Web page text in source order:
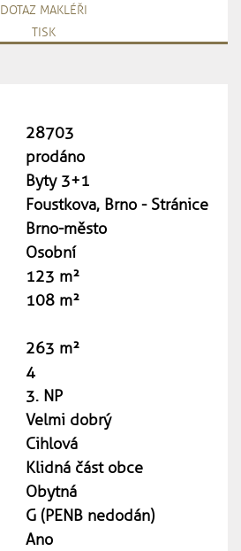
DOTAZ MAKLÉŘI
TISK
28703
prodáno
Byty 3+1
Foustkova, Brno - Stránice
Brno-město
Osobní
123 m²
108 m²
263 m²
4
3. NP
Velmi dobrý
Cihlová
Klidná část obce
Obytná
G (PENB nedodán)
Ano